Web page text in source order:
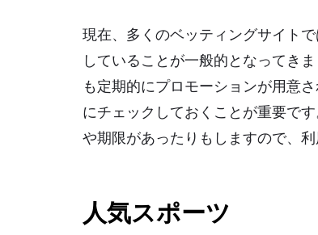
現在、多くのベッティングサイト
していることが一般的となってき
も定期的にプロモーションが用意
にチェックしておくことが重要で
や期限があったりもしますので、
人気スポーツ